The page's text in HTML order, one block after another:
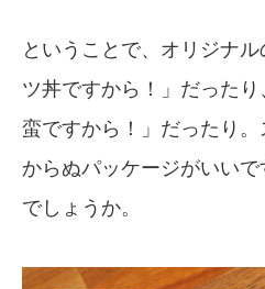
ということで、オリジナ
ツ丼ですから！」だった
蛮ですから！」だったり
からぬパッケージがいい
でしょうか。